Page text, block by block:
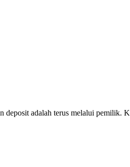
adalah terus melalui pemilik.